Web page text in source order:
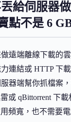
給伺服器做
點不是 6
遠端離線下載的
連結或 HTTP 下
器端幫你抓檔案
或 qBittorrent 下載
頻寬，也不需要電